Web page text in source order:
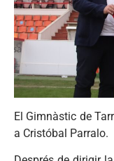
El Gimnàstic de
a Cristóbal Parralo.